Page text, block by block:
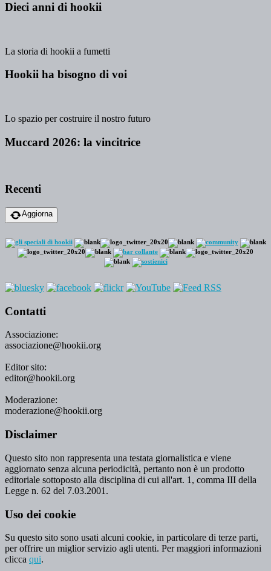
Dieci anni di hookii
La storia di hookii a fumetti
Hookii ha bisogno di voi
Lo spazio per costruire il nostro futuro
Muccard 2026: la vincitrice
Recenti
Aggiorna
Contatti
Associazione:
associazione@hookii.org
Editor sito:
editor@hookii.org
Moderazione:
moderazione@hookii.org
Disclaimer
Questo sito non rappresenta una testata giornalistica e viene
aggiornato senza alcuna periodicità, pertanto non è un prodotto
editoriale sottoposto alla disciplina di cui all'art. 1, comma III della
Legge n. 62 del 7.03.2001.
Uso dei cookie
Su questo sito sono usati alcuni cookie, in particolare di terze parti,
per offrire un miglior servizio agli utenti. Per maggiori informazioni
clicca qui.